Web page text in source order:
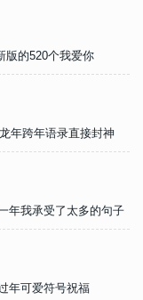
版的520个我爱你
年跨年语录直接封神
年我承受了太多的句子
年可爱符号祝福